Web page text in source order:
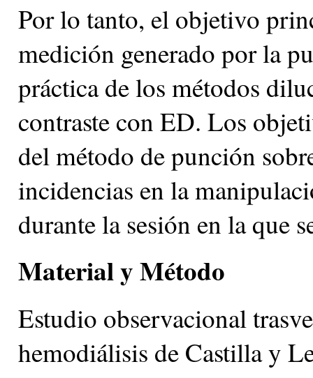
Por lo tanto, el objetivo
medición generado por la
práctica de los métodos
contraste con ED. Los
del método de punción
incidencias en la
durante la sesión en la que
Material y Método
Estudio observacional
hemodiálisis de Castilla y